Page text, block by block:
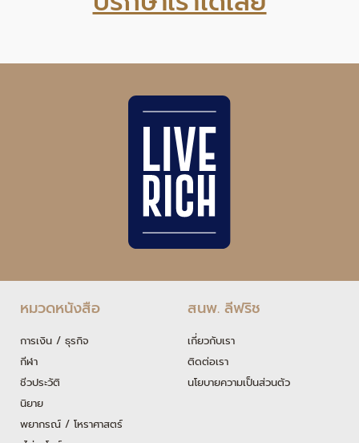
หมวดหนังสือ
การเงิน / ธุรกิจ
กีฬา
ชีวประวัติ
นิยาย
พยากรณ์ / โหราศาสตร์
สนพ. ลีฟริช
เกี่ยวกับเรา
ติดต่อเรา
นโยบายความเป็นส่วนตัว